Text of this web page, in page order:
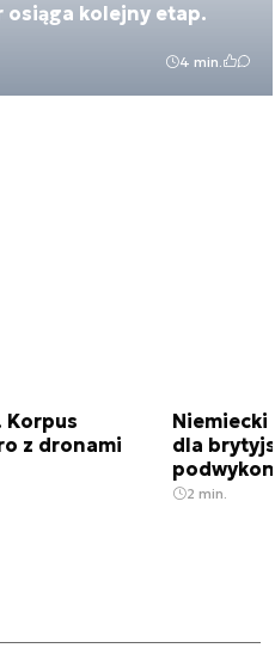
kolejny etap.
4 min.
Korpus
z dronami
dla
2 min.